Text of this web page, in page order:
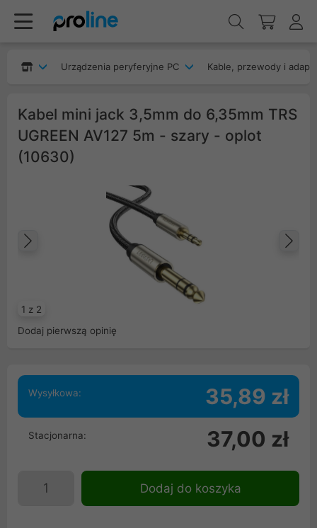
Urządzenia peryferyjne PC Kable, przewody i
Kabel mini jack 3,5mm do 6,35mm TRS
UGREEN AV127 5m - szary - oplot
(10630)
1 z 2
Poprzedni
Dodaj pierwszą opinię
Wysyłkowa: 35,89 zł
Stacjonarna: 37,00 zł
Dodaj do koszyka